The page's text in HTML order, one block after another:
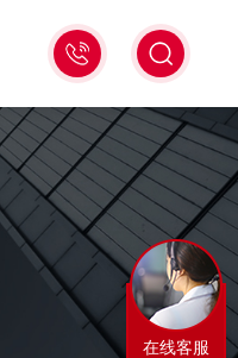
13311665350
在线客服